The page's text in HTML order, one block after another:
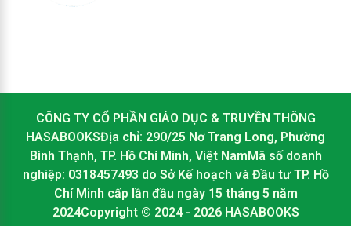
CÔNG TY CỔ PHẦN GIÁO DỤC & TRUYỀN THÔNG
HASABOOKSĐịa chỉ: 290/25 Nơ Trang Long, Phường
Bình Thạnh, TP. Hồ Chí Minh, Việt NamMã số doanh
nghiệp: 0318457493 do Sở Kế hoạch và Đầu tư TP. Hồ
Chí Minh cấp lần đầu ngày 15 tháng 5 năm
2024Copyright © 2024 - 2026 HASABOOKS